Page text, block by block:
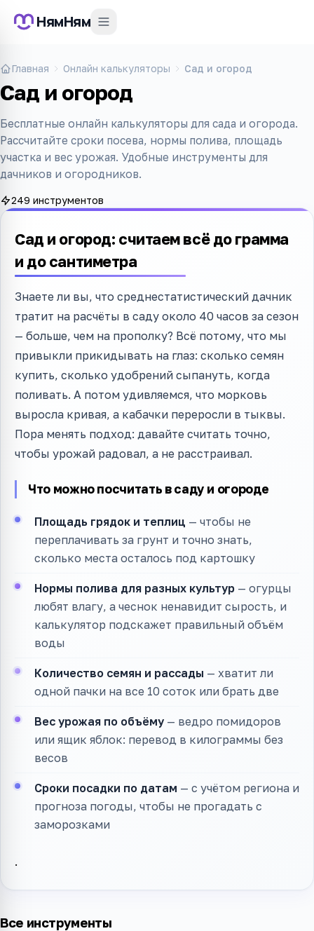
НямНям
Главная Онлайн калькуляторы Сад и огород
Сад и огород
Бесплатные онлайн калькуляторы для сада и огорода.
Рассчитайте сроки посева, нормы полива, площадь
участка и вес урожая. Удобные инструменты для
дачников и огородников.
249 инструментов
Сад и огород: считаем всё до грамма
и до сантиметра
Знаете ли вы, что среднестатистический дачник
тратит на расчёты в саду около 40 часов за сезон
— больше, чем на прополку? Всё потому, что мы
привыкли прикидывать на глаз: сколько семян
купить, сколько удобрений сыпануть, когда
поливать. А потом удивляемся, что морковь
выросла кривая, а кабачки переросли в тыквы.
Пора менять подход: давайте считать точно,
чтобы урожай радовал, а не расстраивал.
Что можно посчитать в саду и огороде
Площадь грядок и теплиц — чтобы не
переплачивать за грунт и точно знать,
сколько места осталось под картошку
Нормы полива для разных культур — огурцы
любят влагу, а чеснок ненавидит сырость, и
калькулятор подскажет правильный объём
воды
Количество семян и рассады — хватит ли
одной пачки на все 10 соток или брать две
Вес урожая по объёму — ведро помидоров
или ящик яблок: перевод в килограммы без
весов
Сроки посадки по датам — с учётом региона и
прогноза погоды, чтобы не прогадать с
заморозками
.
Все инструменты